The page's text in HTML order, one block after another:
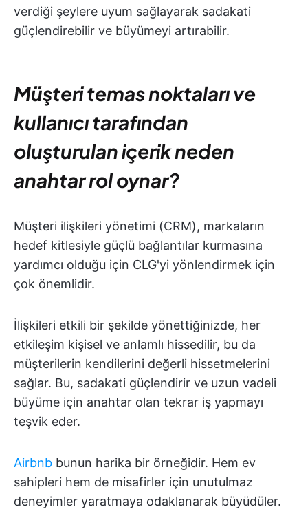
verdiği şeylere uyum sağlayarak sadakati
güçlendirebilir ve büyümeyi artırabilir.
Müşteri temas noktaları ve
kullanıcı tarafından
oluşturulan içerik neden
anahtar rol oynar?
Müşteri ilişkileri yönetimi (CRM), markaların
hedef kitlesiyle güçlü bağlantılar kurmasına
yardımcı olduğu için CLG'yi yönlendirmek için
çok önemlidir.
İlişkileri etkili bir şekilde yönettiğinizde, her
etkileşim kişisel ve anlamlı hissedilir, bu da
müşterilerin kendilerini değerli hissetmelerini
sağlar. Bu, sadakati güçlendirir ve uzun vadeli
büyüme için anahtar olan tekrar iş yapmayı
teşvik eder.
Airbnb bunun harika bir örneğidir. Hem ev
sahipleri hem de misafirler için unutulmaz
deneyimler yaratmaya odaklanarak büyüdüler.